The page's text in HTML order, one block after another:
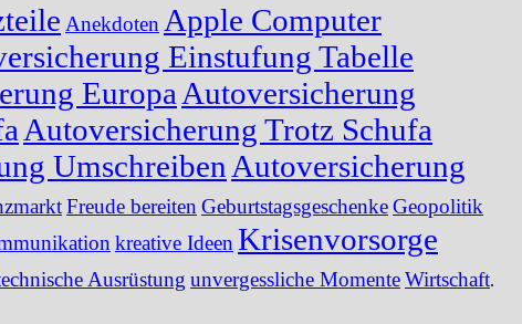
Anekdoten Apple Computer
Einstufung Tabelle
Europa Autoversicherung
Autoversicherung Trotz Schufa
Umschreiben Autoversicherung
Freude bereiten GeburtstagsgeschenkeGeopolitik
kreative Ideen Krisenvorsorge
Ausrüstung unvergessliche MomenteWirtschaft.